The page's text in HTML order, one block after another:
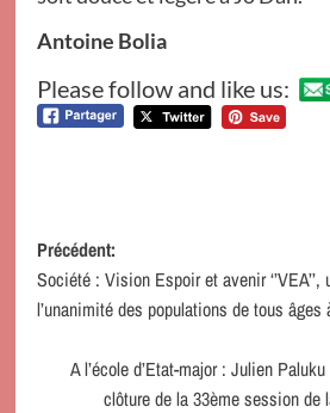
Antoine Bolia
Please follow and like us:
Navigation
d’article
Précédent:
Société : Vision Espoir et avenir
l’unanimité des populations de tous âges
A l’école d’Etat-major : Julien
clôture de la 33ème session